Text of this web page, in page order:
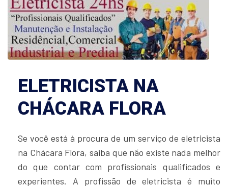
ELETRICISTA NA
CHÁCARA FLORA
Se você está à procura de um serviço de eletricista
na Chácara Flora, saiba que não existe nada melhor
do que contar com profissionais qualificados e
experientes. A profissão de eletricista é muito